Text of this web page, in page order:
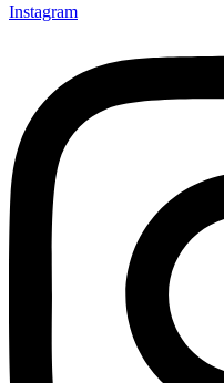
Instagram